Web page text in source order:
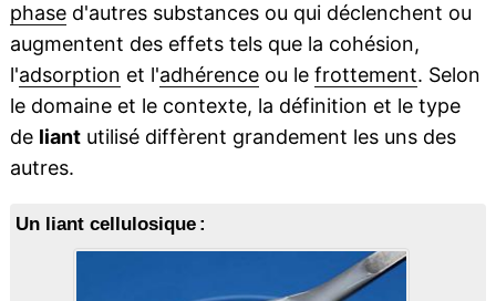
phased'autres substances ou qui déclenchent ou
augmentent des effets tels que la cohésion,
l'adsorption et l'adhérenceou le frottement. Selon
le domaine et le contexte, la définition et le type
de liantutilisé diffèrent grandement les uns des
autres.
Un liant cellulosique :